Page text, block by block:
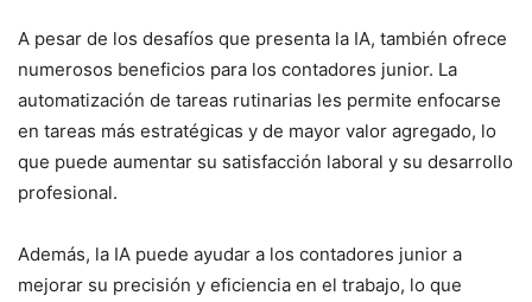
A pesar de los desafíos que presenta la IA, también ofrece
numerosos beneficios para los contadores junior. La
automatización de tareas rutinarias les permite enfocarse
en tareas más estratégicas y de mayor valor agregado, lo
que puede aumentar su satisfacción laboral y su desarrollo
profesional.
Además, la IA puede ayudar a los contadores junior a
mejorar su precisión y eficiencia en el trabajo, lo que